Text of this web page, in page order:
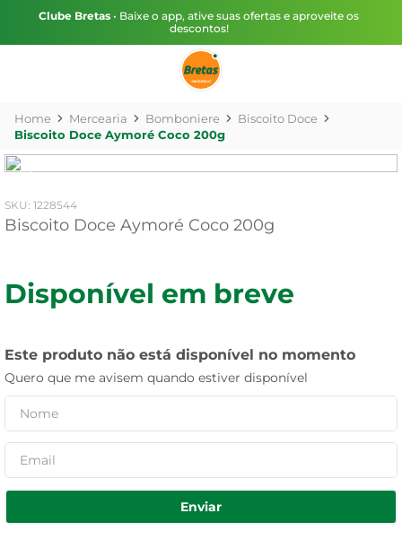
Clube Bretas • Baixe o app, ative suas ofertas e aproveite os
descontos!
Mercearia Bomboniere
Biscoito Doce
Biscoito Doce Aymoré Coco 200g
: 1228544
Biscoito Doce Aymoré Coco 200g
Disponível em breve
Este produto não está disponível no momento
Quero que me avisem quando estiver disponível
Enviar